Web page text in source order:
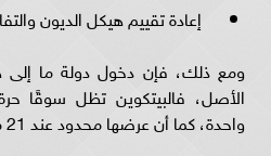
إعادة تقييم هيكل الديون
ومع ذلك، فإن دخول دولة ما إلى
الأصل، فالبيتكوين تظل سوقًا
واحدة، كما أن عرضها محدود عند 21 مليون وحدة فقط.